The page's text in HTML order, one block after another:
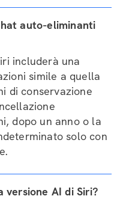
auto-eliminanti
includerà una
simile a quella
di conservazione
dopo un anno o la
solo con
versione AI di Siri?